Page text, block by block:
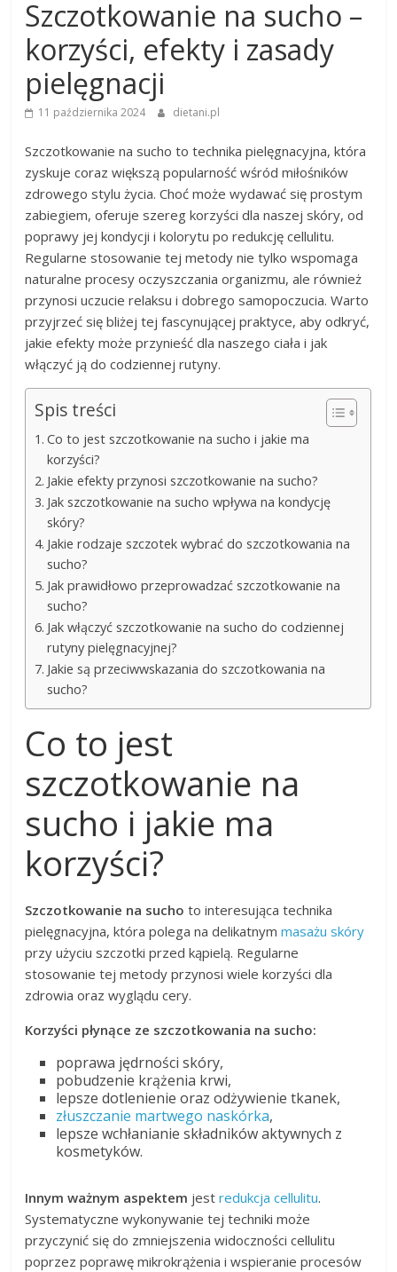
Szczotkowanie na sucho –
korzyści, efekty i zasady
pielęgnacji
11 października 2024 dietani.pl
Szczotkowanie na sucho to technika pielęgnacyjna, która
zyskuje coraz większą popularność wśród miłośników
zdrowego stylu życia. Choć może wydawać się prostym
zabiegiem, oferuje szereg korzyści dla naszej skóry, od
poprawy jej kondycji i kolorytu po redukcję cellulitu.
Regularne stosowanie tej metody nie tylko wspomaga
naturalne procesy oczyszczania organizmu, ale również
przynosi uczucie relaksu i dobrego samopoczucia. Warto
przyjrzeć się bliżej tej fascynującej praktyce, aby odkryć,
jakie efekty może przynieść dla naszego ciała i jak
włączyć ją do codziennej rutyny.
Spis treści
Co to jest szczotkowanie na sucho i jakie ma
korzyści?
Jakie efekty przynosi szczotkowanie na sucho?
Jak szczotkowanie na sucho wpływa na kondycję
skóry?
Jakie rodzaje szczotek wybrać do szczotkowania na
sucho?
Jak prawidłowo przeprowadzać szczotkowanie na
sucho?
Jak włączyć szczotkowanie na sucho do codziennej
rutyny pielęgnacyjnej?
Jakie są przeciwwskazania do szczotkowania na
sucho?
Co to jest
szczotkowanie na
sucho i jakie ma
korzyści?
Szczotkowanie na sucho to interesująca technika
pielęgnacyjna, która polega na delikatnymmasażu skóry
przy użyciu szczotki przed kąpielą. Regularne
stosowanie tej metody przynosi wiele korzyści dla
zdrowia oraz wyglądu cery.
Korzyści płynące ze szczotkowania na sucho:
poprawa jędrności skóry,
pobudzenie krążenia krwi,
lepsze dotlenienie oraz odżywienie tkanek,
złuszczanie martwego naskórka,
lepsze wchłanianie składników aktywnych z
kosmetyków.
Innym ważnym aspektem jestredukcja cellulitu.
Systematyczne wykonywanie tej techniki może
przyczynić się do zmniejszenia widoczności cellulitu
poprzez poprawę mikrokrążenia i wspieranie procesów